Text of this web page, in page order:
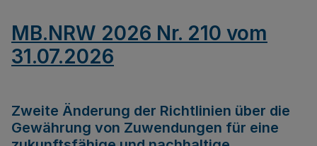
MB.NRW 2026 Nr. 210 vom
31.07.2026
Zweite Änderung der Richtlinien über die
Gewährung von Zuwendungen für eine